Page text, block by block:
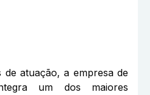
de atuação, a empresa de
um dos maiores